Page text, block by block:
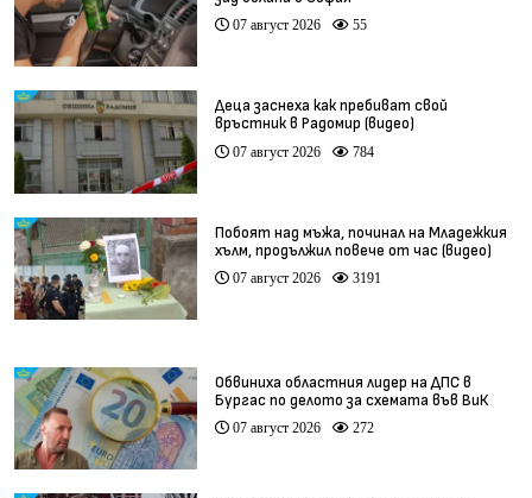
07 август 2026 55
Деца заснеха как пребиват свой
връстник в Радомир (видео)
07 август 2026 784
Побоят над мъжа, починал на Младежкия
хълм, продължил повече от час (видео)
07 август 2026 3191
Обвиниха областния лидер на ДПС в
Бургас по делото за схемата във ВиК
07 август 2026 272